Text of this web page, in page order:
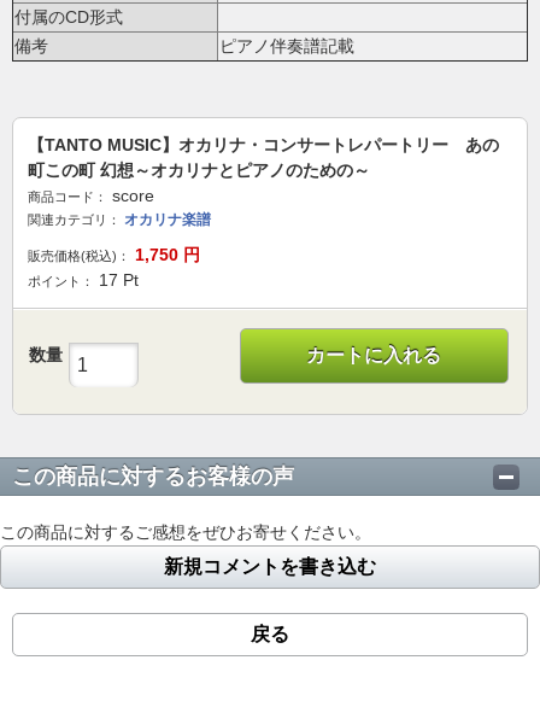
付属のCD形式
備考
ピアノ伴奏譜記載
【TANTO MUSIC】オカリナ・コンサートレパートリー あの
町この町 幻想～オカリナとピアノのための～
商品コード： score
関連カテゴリ： オカリナ楽譜
販売価格(税込)： 1,750 円
ポイント： 17 Pt
数量 カートに入れる
この商品に対するお客様の声
この商品に対するご感想をぜひお寄せください。
新規コメントを書き込む
戻る